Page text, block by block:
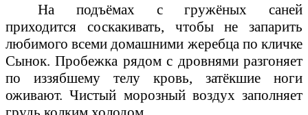
На подъёмах с гружёных саней
приходится соскакивать, чтобы не запарить
любимого всеми домашними жеребца по кличке
Сынок. Пробежка рядом с дровнями разгоняет
по иззябшему телу кровь, затёкшие ноги
оживают. Чистый морозный воздух заполняет